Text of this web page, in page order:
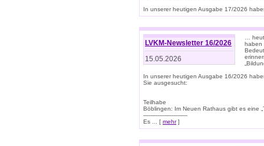
In unserer heutigen Ausgabe 17/2026
LVKM-Newsletter 16/2026
15.05.2026
…
haben
In unserer heutigen Ausgabe 16/2026
Sie ausgesucht:
Teilhabe
Böblingen: Im Neuen Rathaus gibt es eine
-------------------------
Es ... [ mehr]